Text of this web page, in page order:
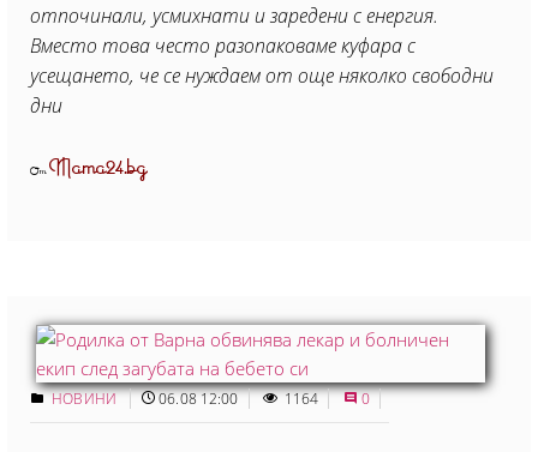
отпочинали, усмихнати и заредени с енергия.
Вместо това често разопаковаме куфара с
усещането, че се нуждаем от още няколко свободни
дни
ОтMama24.bg
НОВИНИ 06.08 12:00 1164 0